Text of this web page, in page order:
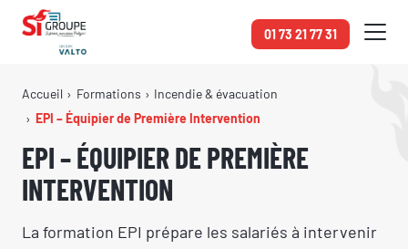
01 73 21 77 31
Accueil Formations
Incendie & évacuation
EPI – Équipier de Première Intervention
EPI – ÉQUIPIER DE PREMIÈRE
INTERVENTION
La formation EPI prépare les salariés à intervenir
Panneau de gestion des cookies